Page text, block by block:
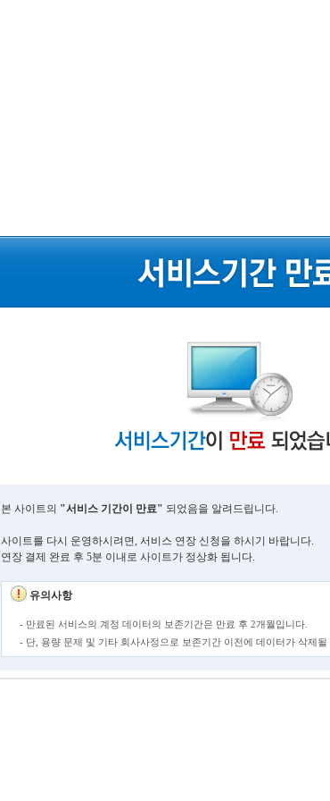
본 사이트의 "서비스 기간이 만료" 되었음을 알려드립니다.
사이트를 다시 운영하시려면, 서비스 연장 신청을 하시기 바랍니다.
연장 결제 완료 후 5분 이내로 사이트가 정상화 됩니다.
유의사항
- 만료된 서비스의 계정 데이터의 보존기간은 만료 후 2개월입니다.
- 단, 용량 문제 및 기타 회사사정으로 보존기간 이전에 데이터가 삭제될